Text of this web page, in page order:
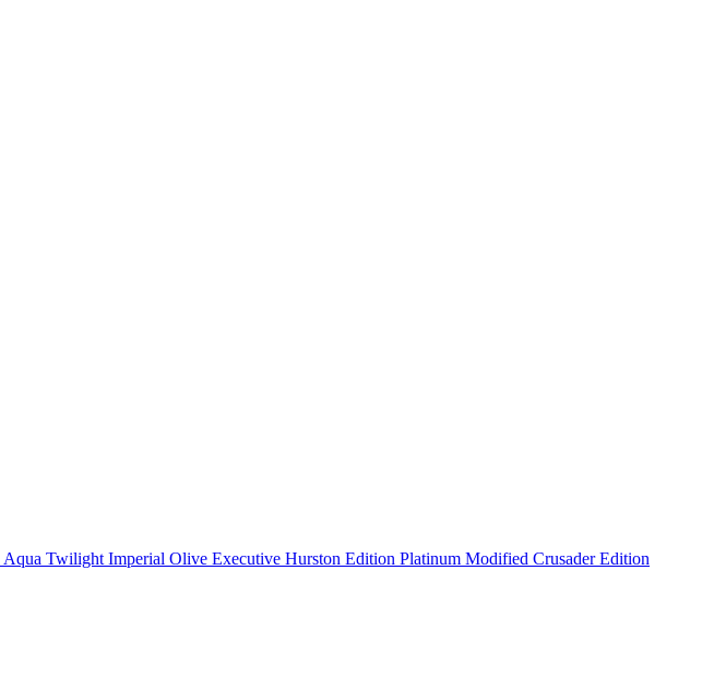
Aqua Twilight Imperial Olive Executive Hurston Edition Platinum Modified Crusader Edition